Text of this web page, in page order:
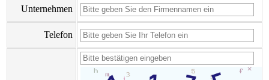
Unternehmen
Telefon